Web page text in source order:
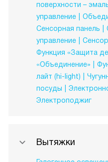
поверхности –
управление
Сенсорная панель
управление
Функция «Защита
«Объединение»
лайт (hi-light)
посуды
Электроподжиг
Вытяжки